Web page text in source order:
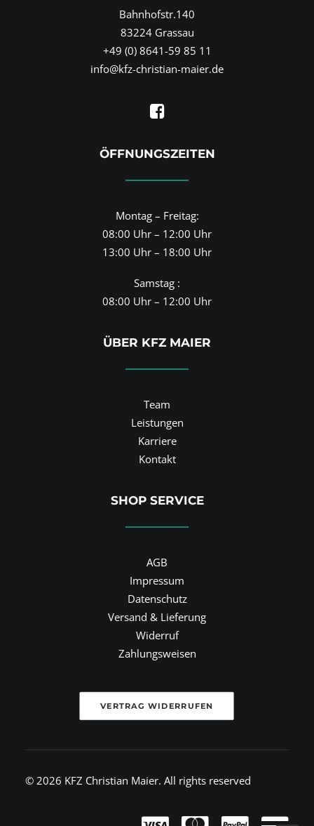
Bahnhofstr.140
83224 Grassau
+49 (0) 8641-59 85 11
info@kfz-christian-maier.de
ÖFFNUNGSZEITEN
Montag – Freitag:
08:00 Uhr – 12:00 Uhr
13:00 Uhr – 18:00 Uhr
Samstag :
08:00 Uhr – 12:00 Uhr
ÜBER KFZ MAIER
Team
Leistungen
Karriere
Kontakt
SHOP SERVICE
AGB
Impressum
Datenschutz
Versand & Lieferung
Widerruf
Zahlungsweisen
VERTRAG WIDERRUFEN
© 2026 KFZ Christian Maier. All rights reserved